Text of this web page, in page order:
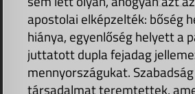
apostolai elképzelték: bőség
hiánya, egyenlőség helyett a
juttatott dupla fejadag
mennyországukat.
társadalmat teremtettek,